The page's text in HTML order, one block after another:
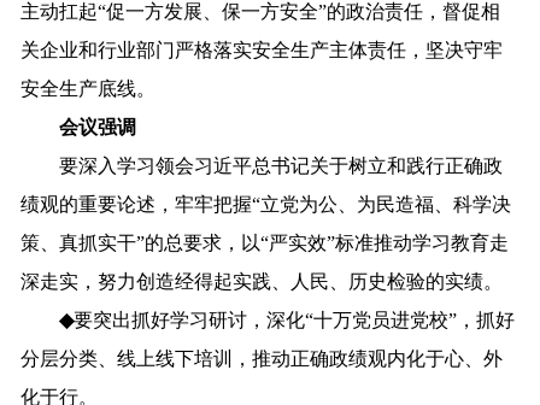
主动扛起“促一方发展、保一方安全”的政治责任，督促相
关企业和行业部门严格落实安全生产主体责任，坚决守牢
安全生产底线。
会议强调
要深入学习领会习近平总书记关于树立和践行正确政
绩观的重要论述，牢牢把握“立党为公、为民造福、科学决
策、真抓实干”的总要求， 以“严实效”标准推动学习教育走
深走实，努力创造经得起实践、人民
历史检验的实绩。
◆要突出抓好学习研讨，深化“十万党员进党校”，抓好
分层分类、线上线下培训，推动正确政绩观内化于心、外
化于行。